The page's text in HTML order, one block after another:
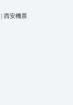
| 西安機票